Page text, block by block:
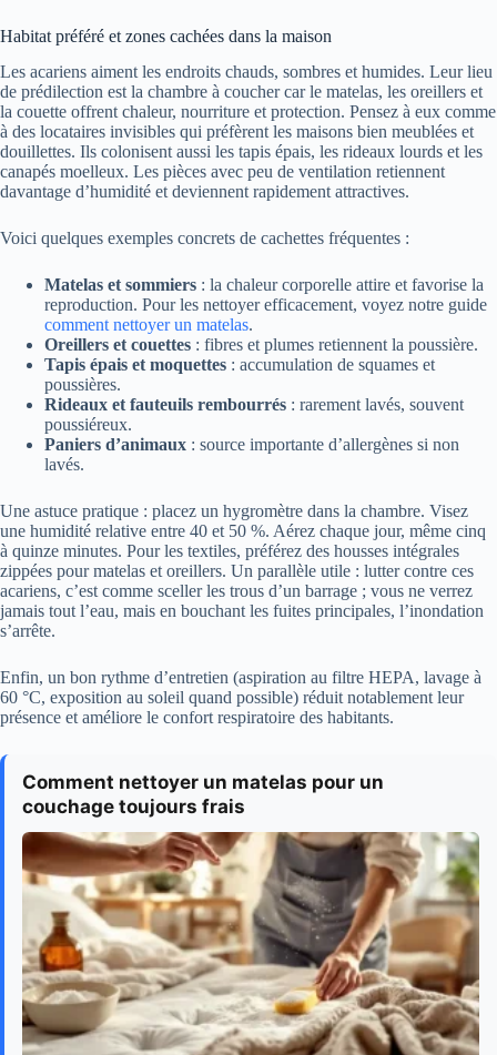
Habitat préféré et zones cachées dans la maison
Les acariens aiment les endroits chauds, sombres et humides. Leur lieu
de prédilection est la chambre à coucher car le matelas, les oreillers et
la couette offrent chaleur, nourriture et protection. Pensez à eux comme
à des locataires invisibles qui préfèrent les maisons bien meublées et
douillettes. Ils colonisent aussi les tapis épais, les rideaux lourds et les
canapés moelleux. Les pièces avec peu de ventilation retiennent
davantage d’humidité et deviennent rapidement attractives.
Voici quelques exemples concrets de cachettes fréquentes :
Matelas et sommiers : la chaleur corporelle attire et favorise la
reproduction. Pour les nettoyer efficacement, voyez notre guide
comment nettoyer un matelas.
Oreillers et couettes : fibres et plumes retiennent la poussière.
Tapis épais et moquettes : accumulation de squames et
poussières.
Rideaux et fauteuils rembourrés : rarement lavés, souvent
poussiéreux.
Paniers d’animaux : source importante d’allergènes si non
lavés.
Une astuce pratique : placez un hygromètre dans la chambre. Visez
une humidité relative entre 40 et 50 %. Aérez chaque jour, même cinq
à quinze minutes. Pour les textiles, préférez des housses intégrales
zippées pour matelas et oreillers. Un parallèle utile : lutter contre ces
acariens, c’est comme sceller les trous d’un barrage ; vous ne verrez
jamais tout l’eau, mais en bouchant les fuites principales, l’inondation
s’arrête.
Enfin, un bon rythme d’entretien (aspiration au filtre HEPA, lavage à
60 °C, exposition au soleil quand possible) réduit notablement leur
présence et améliore le confort respiratoire des habitants.
Comment nettoyer un matelas pour un
couchage toujours frais